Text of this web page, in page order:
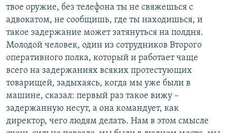
твое оружие, без телефона ты не свяжешься с
адвокатом, не сообщишь, где ты находишься, и
такое задержание может затянуться на полдня.
Молодой человек, один из сотрудников Второго
оперативного полка, который и работает чаще
всего на задержаниях всяких протестующих
товарищей, задыхаясь, когда мы уже были в
машине, сказал: первый раз такое вижу –
задержанную несут, а она командует, как
директор, чего людям делать. Нам в этом смысле